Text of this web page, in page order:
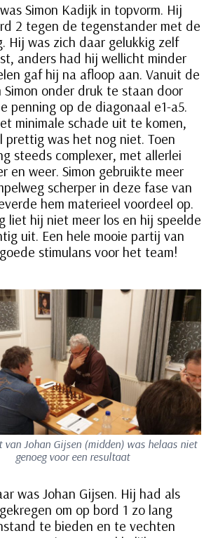
Simon Kadijk in topvorm. Hij
2 tegen de tegenstander met de
Hij was zich daar gelukkig zelf
anders had hij wellicht minder
gaf hij na afloop aan. Vanuit de
Simon onder druk te staan door
penning op de diagonaal e1-a5.
minimale schade uit te komen,
prettig was het nog niet. Toen
steeds complexer, met allerlei
en weer. Simon gebruikte meer
scherper in deze fase van
hem materieel voordeel op.
liet hij niet meer los en hij speelde
uit. Een hele mooie partij van
stimulans voor het team!
van Johan Gijsen (midden) was helaas niet
genoeg voor een resultaat
was Johan Gijsen. Hij had als
om op bord 1 zo lang
te bieden en te vechten